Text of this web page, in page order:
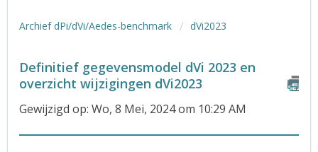
Archief dPi/dVi/Aedes-benchmark dVi2023
Definitief gegevensmodel dVi 2023 en
overzicht wijzigingen dVi2023
Gewijzigd op: Wo, 8 Mei, 2024 om 10:29 AM